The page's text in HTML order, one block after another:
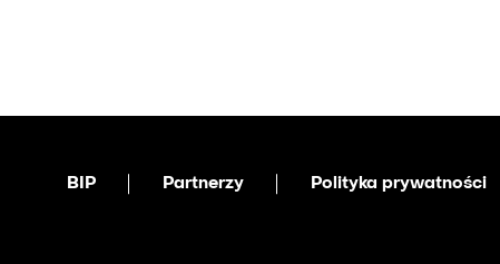
BIP Partnerzy Polityka prywatności